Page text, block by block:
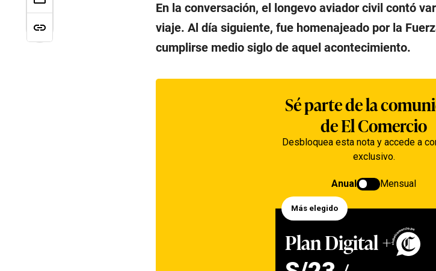
En la conversación, el longevo aviador civil contó
viaje. Al día siguiente, fue homenajeado por la
cumplirse medio siglo de aquel acontecimiento.